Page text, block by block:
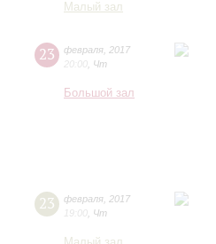
Малый зал
23 февраля 2017
20:00 Чт
Большой зал
23 февраля 2017
19:00 Чт